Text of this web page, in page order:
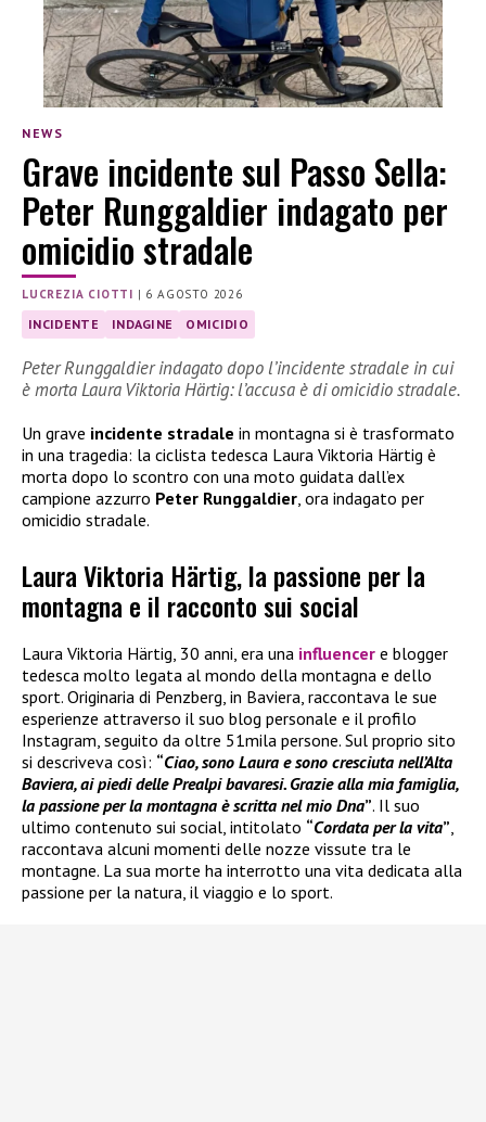
NEWS
Grave incidente sul Passo Sella:
Peter Runggaldier indagato per
omicidio stradale
LUCREZIA CIOTTI | 6 AGOSTO 2026
INCIDENTE INDAGINE OMICIDIO
Peter Runggaldier indagato dopo l’incidente stradale in cui
è morta Laura Viktoria Härtig: l’accusa è di omicidio stradale.
Un grave incidente stradale in montagna si è trasformato
in una tragedia: la ciclista tedesca Laura Viktoria Härtig è
morta dopo lo scontro con una moto guidata dall’ex
campione azzurro Peter Runggaldier, ora indagato per
omicidio stradale.
Laura Viktoria Härtig, la passione per la
montagna e il racconto sui social
Laura Viktoria Härtig, 30 anni, era una influencer e blogger
tedesca molto legata al mondo della montagna e dello
sport. Originaria di Penzberg, in Baviera, raccontava le sue
esperienze attraverso il suo blog personale e il profilo
Instagram, seguito da oltre 51mila persone. Sul proprio sito
si descriveva così: “Ciao, sono Laura e sono cresciuta nell’Alta
Baviera, ai piedi delle Prealpi bavaresi. Grazie alla mia famiglia,
la passione per la montagna è scritta nel mio Dna”. Il suo
ultimo contenuto sui social, intitolato “Cordata per la vita”
raccontava alcuni momenti delle nozze vissute tra le
montagne. La sua morte ha interrotto una vita dedicata alla
passione per la natura, il viaggio e lo sport.